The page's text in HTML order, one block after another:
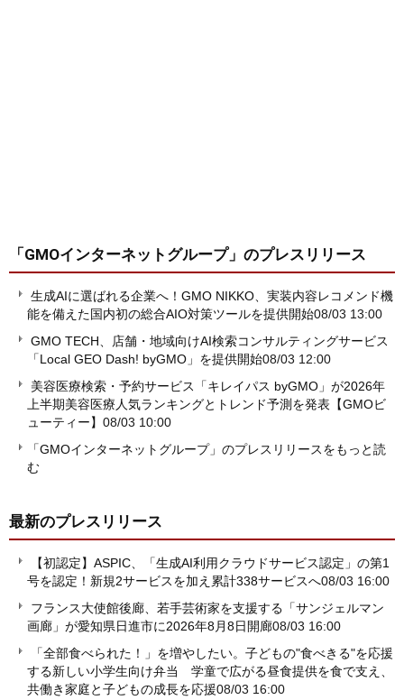
「GMOインターネットグループ」 のプレスリリース
生成AIに選ばれる企業へ！GMO NIKKO、実装内容レコメンド機
能を備えた国内初の総合AIO対策ツールを提供開始08/03 13:00
GMO TECH、店舗・地域向けAI検索コンサルティングサービス
「Local GEO Dash! byGMO」を提供開始08/03 12:00
美容医療検索・予約サービス「キレイパス byGMO」が2026年
上半期美容医療人気ランキングとトレンド予測を発表【GMOビ
ューティー】 08/03 10:00
「GMOインターネットグループ」のプレスリリースをもっと読
む
最新のプレスリリース
【初認定】ASPIC、「生成AI利用クラウドサービス認定」の第1
号を認定！新規2サービスを加え累計338サービスへ08/03 16:00
フランス大使館後廊、若手芸術家を支援する「サンジェルマン
画廊」が愛知県日進市に2026年8月8日開廊08/03 16:00
「全部食べられた！」を増やしたい。子どもの"食べきる"を応援
する新しい小学生向け弁当 学童で広がる昼食提供を食で支え、
共働き家庭と子どもの成長を応援08/03 16:00